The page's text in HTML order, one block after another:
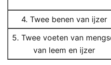
4. Twee benen van ijzer
5. Twee voeten van
van leem en ijzer